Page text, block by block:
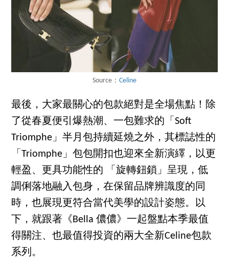
Source： Celine
最後，大家最關心的包款絕對是全場焦點！除
了從春夏便引爆熱潮、一包難求的「Soft
Triomphe」半月包持續延燒之外，其標誌性的
「Triomphe」包包開扣也迎來全新演繹，以更
輕盈、更具功能性的 「旋轉鈕鎖」呈現，低
調俐落地融入包身，在保留品牌辨識度的同
時，也展現更符合當代美學的設計姿態。以
下，就跟著《Bella 儂儂》一起盤點本季最值
得關注、也最值得投資的兩大全新Celine包款
系列。